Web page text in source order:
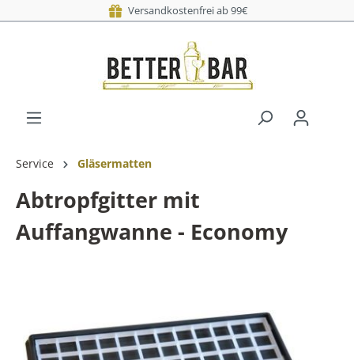
Versandkostenfrei ab 99€
Service Gläsermatten
Abtropfgitter mit
Auffangwanne - Economy